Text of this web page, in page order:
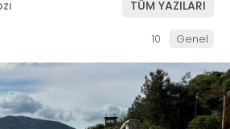
TÜM YAZILARI
10 Genel